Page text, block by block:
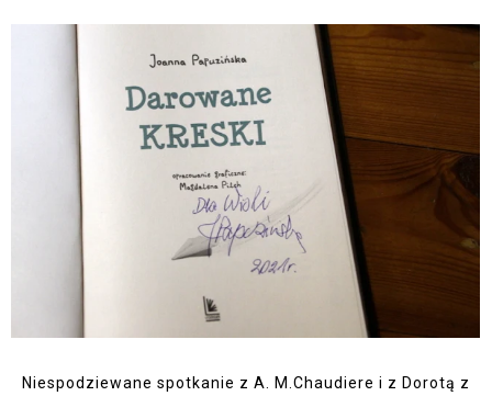
Niespodziewane spotkanie z A. M.Chaudiere i z Dorotą z